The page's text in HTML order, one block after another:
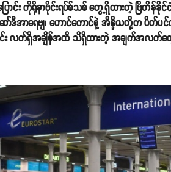
ောင်း ကိုရိုနာဗိုင်းရပ်စ်သစ် တွေ့ရှိထားတဲ့ ဗြိတိန်နို
ဆော်ဒီအာရေဗျ၊ ဟောင်ကောင်နဲ့ အိန္ဒိယတို့က ပိ
ာင်း လက်ရှိအချိန်အထိ သိရှိထားတဲ့ အချက်အလက်တွ